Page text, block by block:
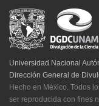
Universidad Nacional
Dirección General de
Hecho en México. Todos
ser reproducida con fines